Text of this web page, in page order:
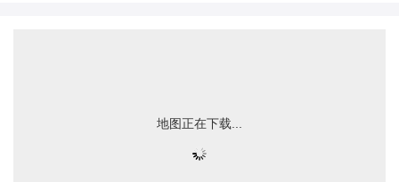
地图正在下载...